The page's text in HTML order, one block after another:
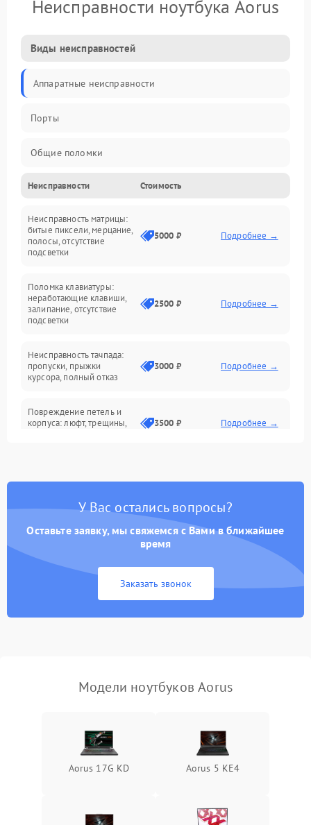
Неисправности ноутбука Aorus
Виды неисправностей
Аппаратные неисправности
Порты
Общие поломки
Устройства
Программные ошибки
Электрические и системные сбои
Интерфейсные проблемы
Батарея
Сеть и интернет
Неисправности Стоимость
Неисправность матрицы:
битые пиксели, мерцание,
полосы, отсутствие
подсветки
5000 ₽ Подробнее →
Поломка клавиатуры:
неработающие клавиши,
залипание, отсутствие
подсветки
2500 ₽ Подробнее →
Неисправность тачпада:
пропуски, прыжки
курсора, полный отказ
3000 ₽ Подробнее →
Повреждение петель и
корпуса: люфт, трещины,
3500 ₽ Подробнее →
быстрая разрядка,
Неисправность зарядного
питания
2000 ₽ Подробнее →
неисправности кулера
пропадание диска
оперативной памяти:
вылеты приложений,
синие экраны
Подробнее →
У Вас остались вопросы?
Оставьте заявку, мы свяжемся с Вами в ближайшее
время
Заказать звонок
Модели ноутбуков Aorus
Aorus 17G KD Aorus 5 KE4